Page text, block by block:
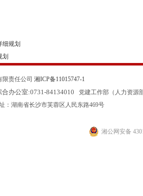
细规划
划
限责任公司 湘ICP备11015747-1
合办公室:0731-84134010
党建工作部（人力资源
南省长沙市芙蓉区人民东路469号
湘公网安备